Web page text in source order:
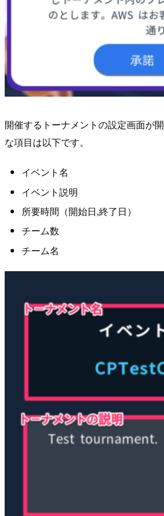
開催するトーナメントの設定画面が
な項目は以下です。
イベント名
イベント説明
所要時間（開始日,終了日）
チーム数
チーム名